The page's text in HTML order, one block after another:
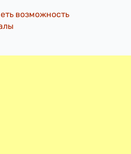
возможность